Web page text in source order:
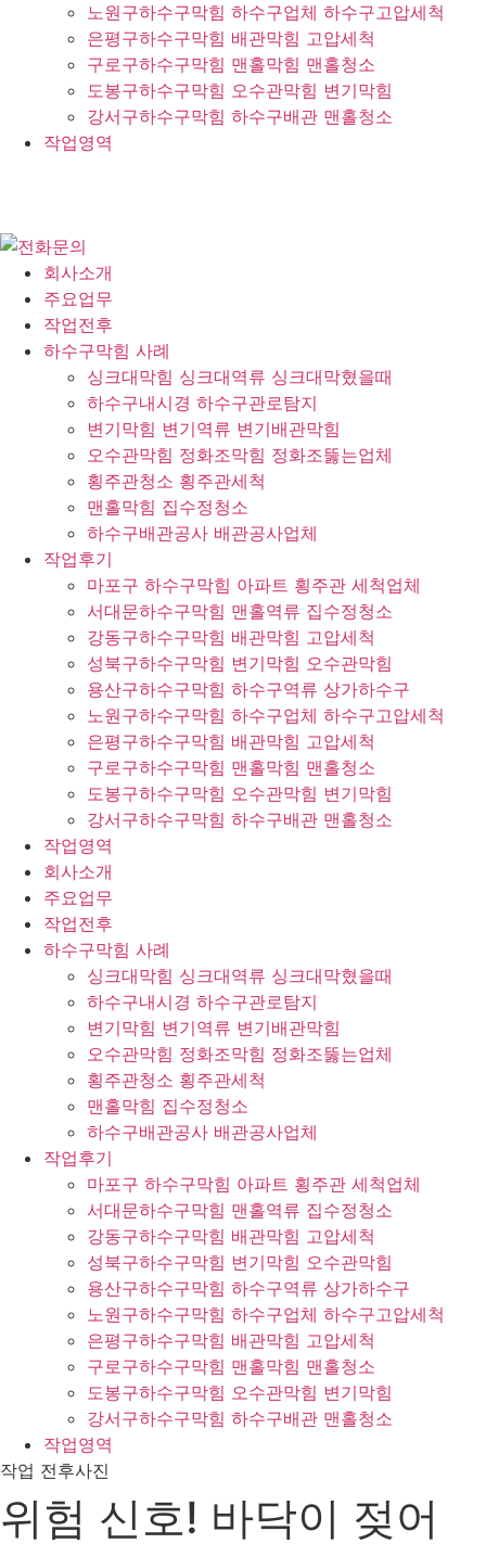
노원구하수구막힘 하수구업체 하수구고압세척
은평구하수구막힘 배관막힘 고압세척
구로구하수구막힘 맨홀막힘 맨홀청소
도봉구하수구막힘 오수관막힘 변기막힘
강서구하수구막힘 하수구배관 맨홀청소
작업영역
회사소개
주요업무
작업전후
하수구막힘 사례
싱크대막힘 싱크대역류 싱크대막혔을때
하수구내시경 하수구관로탐지
변기막힘 변기역류 변기배관막힘
오수관막힘 정화조막힘 정화조뚫는업체
횡주관청소 횡주관세척
맨홀막힘 집수정청소
하수구배관공사 배관공사업체
작업후기
마포구 하수구막힘 아파트 횡주관 세척업체
서대문하수구막힘 맨홀역류 집수정청소
강동구하수구막힘 배관막힘 고압세척
성북구하수구막힘 변기막힘 오수관막힘
용산구하수구막힘 하수구역류 상가하수구
노원구하수구막힘 하수구업체 하수구고압세척
은평구하수구막힘 배관막힘 고압세척
구로구하수구막힘 맨홀막힘 맨홀청소
도봉구하수구막힘 오수관막힘 변기막힘
강서구하수구막힘 하수구배관 맨홀청소
작업영역
회사소개
주요업무
작업전후
하수구막힘 사례
싱크대막힘 싱크대역류 싱크대막혔을때
하수구내시경 하수구관로탐지
변기막힘 변기역류 변기배관막힘
오수관막힘 정화조막힘 정화조뚫는업체
횡주관청소 횡주관세척
맨홀막힘 집수정청소
하수구배관공사 배관공사업체
작업후기
마포구 하수구막힘 아파트 횡주관 세척업체
서대문하수구막힘 맨홀역류 집수정청소
강동구하수구막힘 배관막힘 고압세척
성북구하수구막힘 변기막힘 오수관막힘
용산구하수구막힘 하수구역류 상가하수구
노원구하수구막힘 하수구업체 하수구고압세척
은평구하수구막힘 배관막힘 고압세척
구로구하수구막힘 맨홀막힘 맨홀청소
도봉구하수구막힘 오수관막힘 변기막힘
강서구하수구막힘 하수구배관 맨홀청소
작업영역
작업 전후사진
위험 신호! 바닥이 젖어